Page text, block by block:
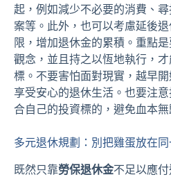
起，例如減少不必要的消費、
案等。此外，也可以考慮延後
限，增加退休金的累積。重點
觀念，並且持之以恆地執行，
標。不要害怕面對現實，越早
享受安心的退休生活。也要注
合自己的投資標的，避免血本無
多元退休規劃：別把雞蛋放在
既然只靠勞保退休金不足以應